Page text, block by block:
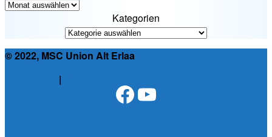
Kategorien
© 2022, MSC Union Alt Erlaa
| Facebook
YouTube